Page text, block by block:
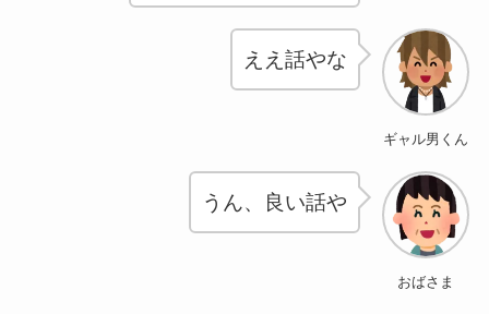
ギャル男くん
ええ話やな
おばさま
うん、良い話や